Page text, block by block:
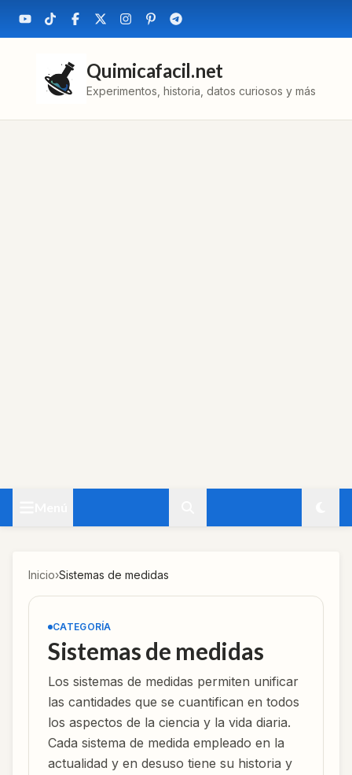
Quimicafacil.net
Experimentos, historia, datos curiosos y más
Inicio›Sistemas de medidas
CATEGORÍA
Sistemas de medidas
Los sistemas de medidas permiten unificar
las cantidades que se cuantifican en todos
los aspectos de la ciencia y la vida diaria.
Cada sistema de medida empleado en la
actualidad y en desuso tiene su historia y